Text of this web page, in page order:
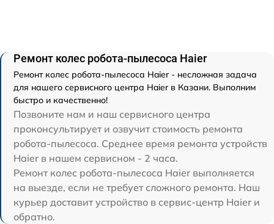
Ремонт колес робота-пылесоса Haier
Ремонт колес робота-пылесоса Haier - несложная задача
для нашего сервисного центра Haier в Казани. Выполним
быстро и качественно!
Позвоните нам и наш сервисного центра
проконсультирует и озвучит стоимость ремонта
робота-пылесоса. Среднее время ремонта устройств
Haier в нашем сервисном - 2 часа.
Ремонт колес робота-пылесоса Haier выполняется
на выезде, если не требует сложного ремонта. Наш
курьер доставит устройство в сервис-центр Haier и
обратно.